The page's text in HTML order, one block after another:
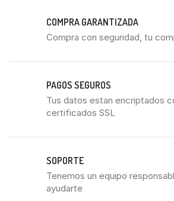
COMPRA GARANTIZADA
Compra con seguridad, tu
PAGOS SEGUROS
Tus datos estan encriptados
certificados SSL
SOPORTE
Tenemos un equipo
ayudarte